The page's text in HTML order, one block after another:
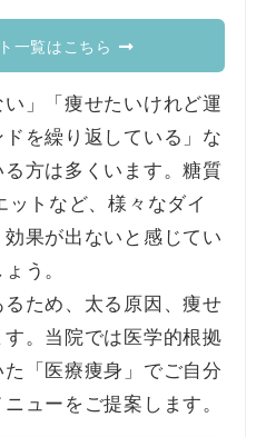
一覧はこちら
い」「痩せたいけれど運
を繰り返している」な
方は多くいます。糖質
トなど、様々なダイ
果が出ないと感じてい
う。
ため、太る原因、痩せ
。当院では医学的根拠
「医療痩身」でご自分
ューをご提案します。